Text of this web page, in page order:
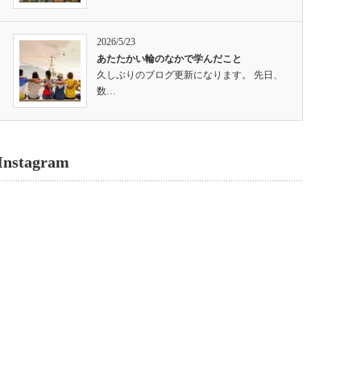
2026/5/23
あたたかい輪のなかで学んだこと
久しぶりのブログ更新になります。 先日、
数…